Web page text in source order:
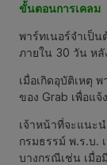
ขั้นตอนการเคลม
พาร์ทเนอร์จำเป็น
ภายใน 30 วัน หลั
เมื่อเกิดอุบัติเหตุ
ของ Grab เพื่อแจ้
เจ้าหน้าที่จะแนะ
กรมธรรม์ พ.ร.บ.
บางกรณีเช่น เมื่อ